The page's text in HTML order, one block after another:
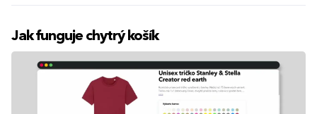
Jak funguje chytrý košík